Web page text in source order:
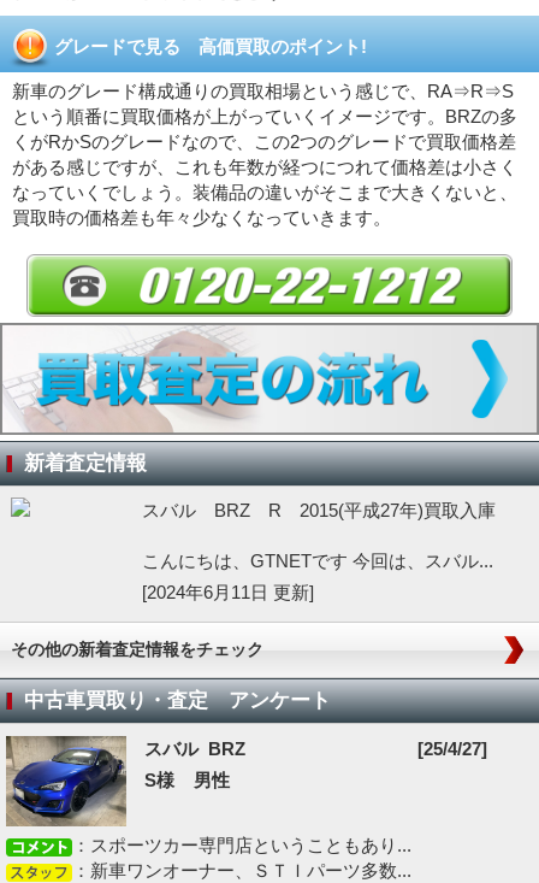
グレードで見る 高価買取のポイント!
新車のグレード構成通りの買取相場という感じで、RA⇒R⇒S
という順番に買取価格が上がっていくイメージです。BRZの多
くがRかSのグレードなので、この2つのグレードで買取価格差
がある感じですが、これも年数が経つにつれて価格差は小さく
なっていくでしょう。装備品の違いがそこまで大きくないと、
買取時の価格差も年々少なくなっていきます。
新着査定情報
スバル BRZ R 2015(平成27年)買取入庫
こんにちは、GTNETです 今回は、スバル...
[2024年6月11日 更新]
その他の新着査定情報をチェック
中古車買取り・査定 アンケート
スバル BRZ
[25/4/27]
S様 男性
：スポーツカー専門店ということもあり...
：新車ワンオーナー、ＳＴＩパーツ多数...